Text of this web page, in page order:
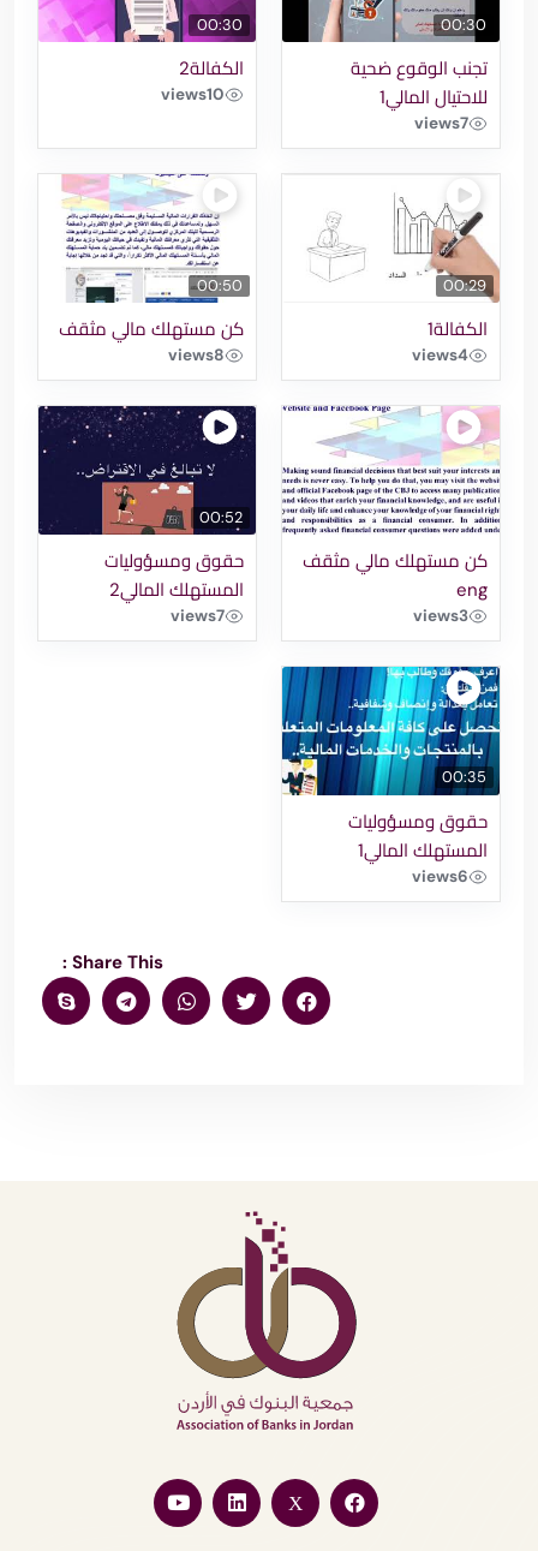
00:30
تجنب الوقوع ضحية
للاحتيال المالي1
7
views
00:30
الكفالة2
10
views
00:29
الكفالة1
4
views
00:50
كن مستهلك مالي مثقف
8
views
كن مستهلك مالي مثقف
eng
3
views
00:52
حقوق ومسؤوليات
المستهلك المالي2
7
views
00:35
حقوق ومسؤوليات
المستهلك المالي1
6
views
Share This :